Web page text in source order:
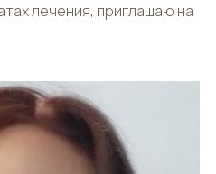
лечения, приглашаю на